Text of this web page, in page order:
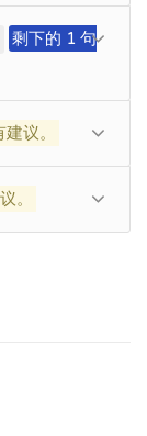
剩下的 1 句
议。
。